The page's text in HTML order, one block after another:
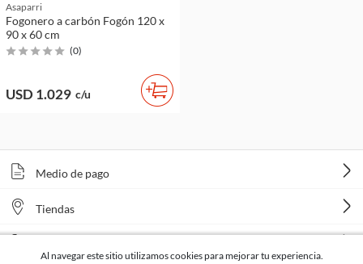
Asaparri
Fogonero a carbón Fogón 120 x
90 x 60 cm
(0)
USD 1.029 c/u
Medio de pago
Tiendas
Al navegar este sitio utilizamos cookies para mejorar tu experiencia.